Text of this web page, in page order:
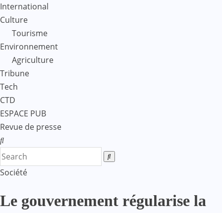
International
Culture
Tourisme
Environnement
Agriculture
Tribune
Tech
CTD
ESPACE PUB
Revue de presse
Société
Le gouvernement régularise la